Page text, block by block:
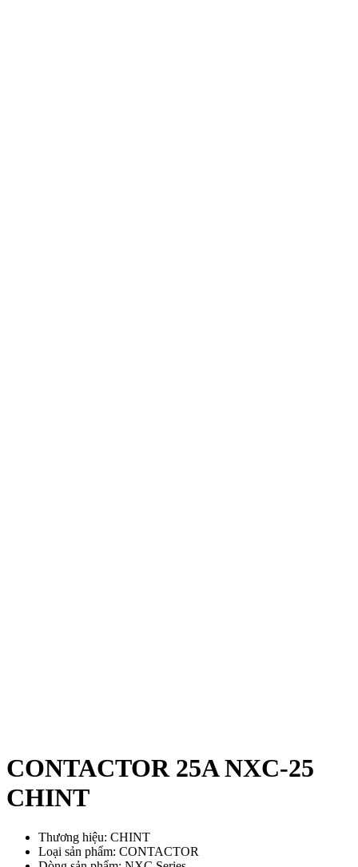
CONTACTOR 25A NXC-25
CHINT
Thương hiệu: CHINT
Loại sản phẩm: CONTACTOR